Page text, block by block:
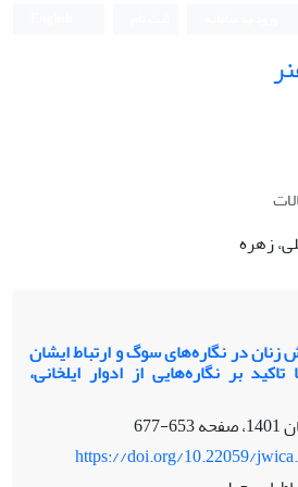
زهره
زنان در نگاره‌های سوگ و ارتباط ایشان
بر نگاره‌هایی از ادوار ایلخانی،
653-677
https://doi.org/10.22059/